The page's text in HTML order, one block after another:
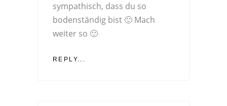
sympathisch, dass du so
bodenständig bist 🙂 Mach
weiter so 🙂
REPLY...